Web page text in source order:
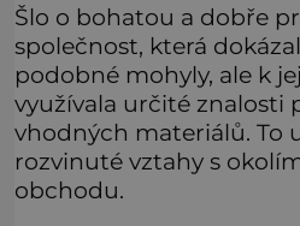
Šlo o bohatou a dobře
společnost, která
podobné mohyly, ale k
využívala určité znalosti
vhodných materiálů. To
rozvinuté vztahy s
obchodu.